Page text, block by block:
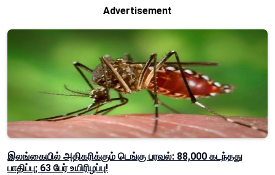
Advertisement
இலங்கையில் அதிகரிக்கும் டெங்கு பரவல்: 88,000 கடந்தது
பாதிப்பு; 63 பேர் உயிரிழப்பு!